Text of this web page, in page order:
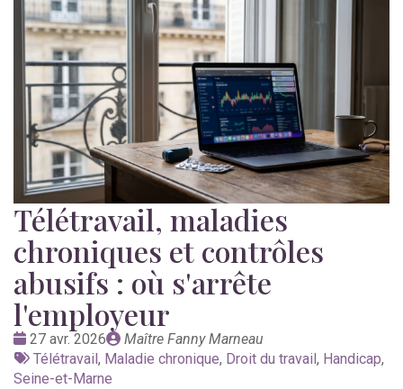
Télétravail, maladies
chroniques et contrôles
abusifs : où s'arrête
l'employeur
Date
:
27 avr. 2026
Publié
par
Maître Fanny Marneau
Tags
:
Télétravail, Maladie chronique, Droit du travail, Handicap,
Seine-et-Marne